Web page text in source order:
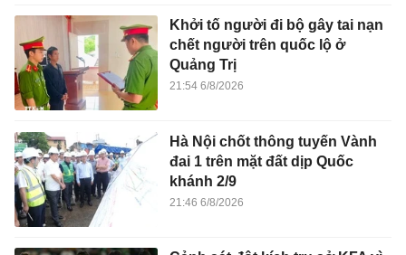
Khởi tố người đi bộ gây tai nạn
chết người trên quốc lộ ở
Quảng Trị
21:54 6/8/2026
Hà Nội chốt thông tuyến Vành
đai 1 trên mặt đất dịp Quốc
khánh 2/9
21:46 6/8/2026